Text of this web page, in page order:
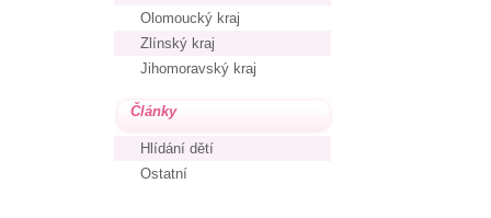
Olomoucký kraj
Zlínský kraj
Jihomoravský kraj
Články
Hlídání dětí
Ostatní